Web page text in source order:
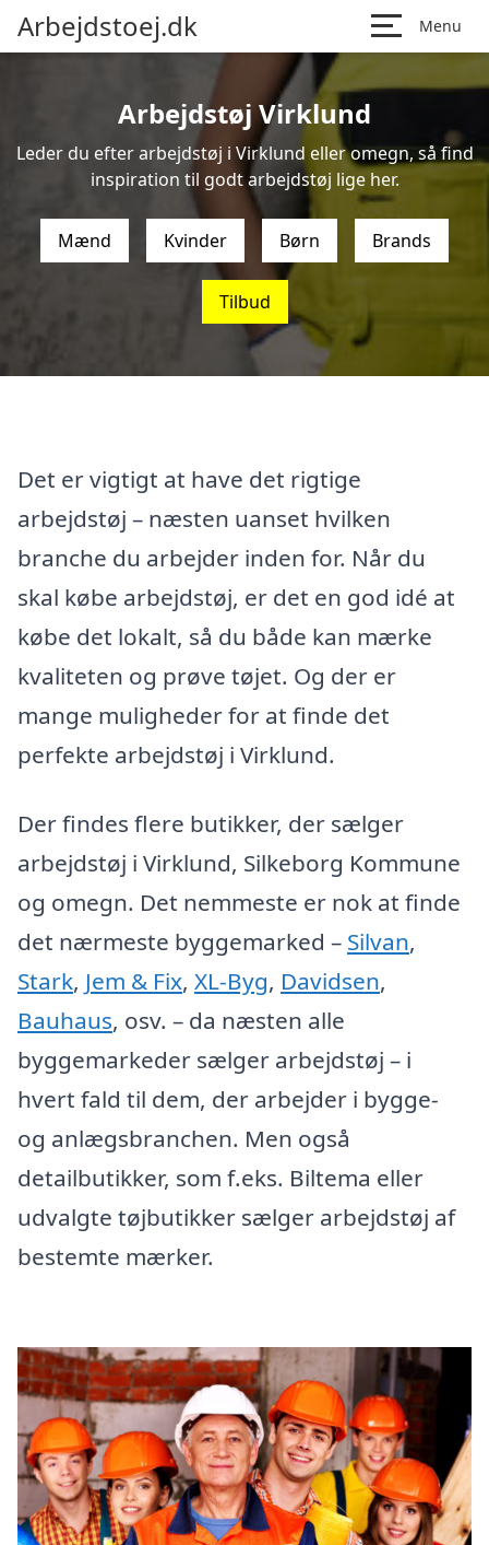
Arbejdstoej.dk Menu
Arbejdstøj Virklund
Leder du efter arbejdstøj i Virklund eller omegn, så find
inspiration til godt arbejdstøj lige her.
Mænd Kvinder Børn Brands
Tilbud
Det er vigtigt at have det rigtige
arbejdstøj – næsten uanset hvilken
branche du arbejder inden for. Når du
skal købe arbejdstøj, er det en god idé at
købe det lokalt, så du både kan mærke
kvaliteten og prøve tøjet. Og der er
mange muligheder for at finde det
perfekte arbejdstøj i Virklund.
Der findes flere butikker, der sælger
arbejdstøj i Virklund, Silkeborg Kommune
og omegn. Det nemmeste er nok at finde
det nærmeste byggemarked – Silvan,
Stark, Jem & Fix, XL-Byg, Davidsen,
Bauhaus, osv. – da næsten alle
byggemarkeder sælger arbejdstøj – i
hvert fald til dem, der arbejder i bygge-
og anlægsbranchen. Men også
detailbutikker, som f.eks. Biltema eller
udvalgte tøjbutikker sælger arbejdstøj af
bestemte mærker.